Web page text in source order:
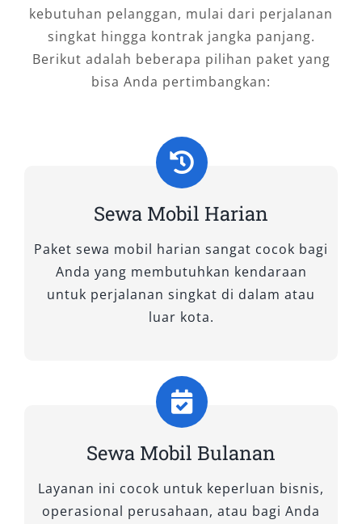
kebutuhan pelanggan, mulai dari perjalanan
singkat hingga kontrak jangka panjang.
Berikut adalah beberapa pilihan paket yang
bisa Anda pertimbangkan:
Sewa Mobil Harian
Paket sewa mobil harian sangat cocok bagi
Anda yang membutuhkan kendaraan
untuk perjalanan singkat di dalam atau
luar kota.
Sewa Mobil Bulanan
Layanan ini cocok untuk keperluan bisnis,
operasional perusahaan, atau bagi Anda